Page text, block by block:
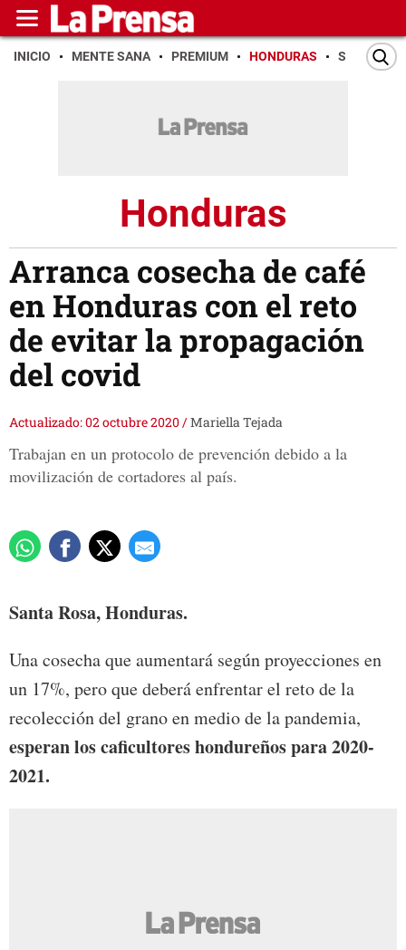
INICIO MENTE SANA PREMIUM HONDURAS SAN PEDRO
Honduras
Arranca cosecha de café
en Honduras con el reto
de evitar la propagación
del covid
Actualizado: 02 octubre 2020/Mariella Tejada
Trabajan en un protocolo de prevención debido a la
movilización de cortadores al país.
Santa Rosa, Honduras.
Una cosecha que aumentará según proyecciones en
un 17%, pero que deberá enfrentar el reto de la
recolección del grano en medio de la pandemia,
esperan los caficultores hondureños para 2020-
2021.